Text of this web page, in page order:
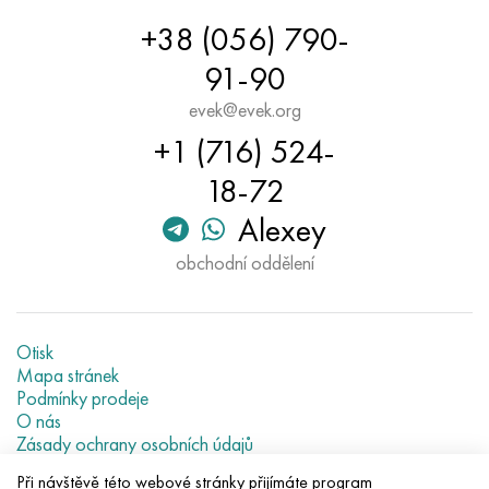
+38 (056) 790-
91-90
evek@evek.org
+1 (716) 524-
18-72
Alexey
obchodní oddělení
Otisk
Mapa stránek
Podmínky prodeje
O nás
Zásady ochrany osobních údajů
Při návštěvě této webové stránky přijímáte program